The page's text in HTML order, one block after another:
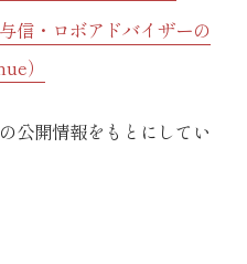
信・ロボアドバイザーの
）
公開情報をもとにしてい